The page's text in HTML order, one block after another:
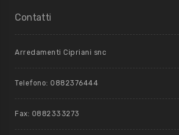
Contatti
Arredamenti Cipriani snc
Telefono: 0882376444
Fax: 0882333273